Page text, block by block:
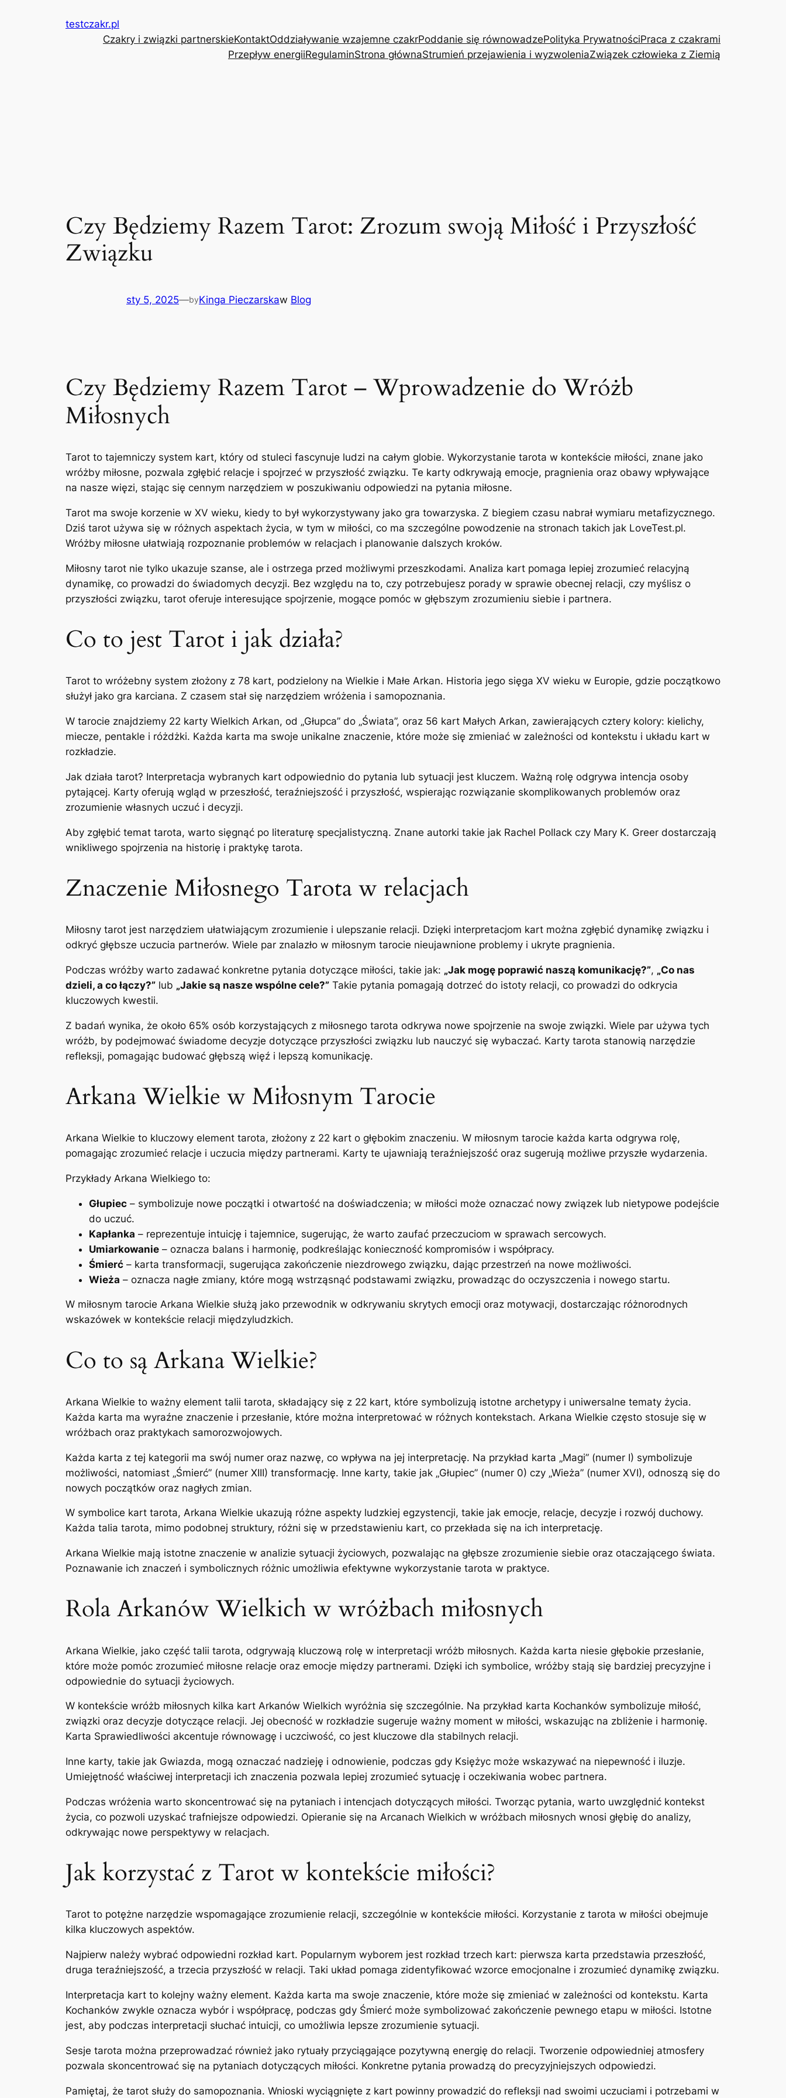
testczakr.pl
Czakry i związki partnerskieKontaktOddziaływanie wzajemne czakrPoddanie się równowadzePolityka PrywatnościPraca z czakrami
Przepływ energiiRegulaminStrona głównaStrumień przejawienia i wyzwoleniaZwiązek człowieka z Ziemią
Czy Będziemy Razem Tarot: Zrozum swoją Miłość i Przyszłość
Związku
sty 5, 2025—byKinga Pieczarskaw Blog
Czy Będziemy Razem Tarot – Wprowadzenie do Wróżb
Miłosnych
Tarot to tajemniczy system kart, który od stuleci fascynuje ludzi na całym globie. Wykorzystanie tarota w kontekście miłości, znane jako
wróżby miłosne, pozwala zgłębić relacje i spojrzeć w przyszłość związku. Te karty odkrywają emocje, pragnienia oraz obawy wpływające
na nasze więzi, stając się cennym narzędziem w poszukiwaniu odpowiedzi na pytania miłosne.
Tarot ma swoje korzenie w XV wieku, kiedy to był wykorzystywany jako gra towarzyska. Z biegiem czasu nabrał wymiaru metafizycznego.
Dziś tarot używa się w różnych aspektach życia, w tym w miłości, co ma szczególne powodzenie na stronach takich jak LoveTest.pl.
Wróżby miłosne ułatwiają rozpoznanie problemów w relacjach i planowanie dalszych kroków.
Miłosny tarot nie tylko ukazuje szanse, ale i ostrzega przed możliwymi przeszkodami. Analiza kart pomaga lepiej zrozumieć relacyjną
dynamikę, co prowadzi do świadomych decyzji. Bez względu na to, czy potrzebujesz porady w sprawie obecnej relacji, czy myślisz o
przyszłości związku, tarot oferuje interesujące spojrzenie, mogące pomóc w głębszym zrozumieniu siebie i partnera.
Co to jest Tarot i jak działa?
Tarot to wróżebny system złożony z 78 kart, podzielony na Wielkie i Małe Arkan. Historia jego sięga XV wieku w Europie, gdzie początkowo
służył jako gra karciana. Z czasem stał się narzędziem wróżenia i samopoznania.
W tarocie znajdziemy 22 karty Wielkich Arkan, od „Głupca” do „Świata”, oraz 56 kart Małych Arkan, zawierających cztery kolory: kielichy,
miecze, pentakle i różdżki. Każda karta ma swoje unikalne znaczenie, które może się zmieniać w zależności od kontekstu i układu kart w
rozkładzie.
Jak działa tarot? Interpretacja wybranych kart odpowiednio do pytania lub sytuacji jest kluczem. Ważną rolę odgrywa intencja osoby
pytającej. Karty oferują wgląd w przeszłość, teraźniejszość i przyszłość, wspierając rozwiązanie skomplikowanych problemów oraz
zrozumienie własnych uczuć i decyzji.
Aby zgłębić temat tarota, warto sięgnąć po literaturę specjalistyczną. Znane autorki takie jak Rachel Pollack czy Mary K. Greer dostarczają
wnikliwego spojrzenia na historię i praktykę tarota.
Znaczenie Miłosnego Tarota w relacjach
Miłosny tarot jest narzędziem ułatwiającym zrozumienie i ulepszanie relacji. Dzięki interpretacjom kart można zgłębić dynamikę związku i
odkryć głębsze uczucia partnerów. Wiele par znalazło w miłosnym tarocie nieujawnione problemy i ukryte pragnienia.
Podczas wróżby warto zadawać konkretne pytania dotyczące miłości, takie jak: „Jak mogę poprawić naszą komunikację?”, „Co nas
dzieli, a co łączy?” lub „Jakie są nasze wspólne cele?” Takie pytania pomagają dotrzeć do istoty relacji, co prowadzi do odkrycia
kluczowych kwestii.
Z badań wynika, że około 65% osób korzystających z miłosnego tarota odkrywa nowe spojrzenie na swoje związki. Wiele par używa tych
wróżb, by podejmować świadome decyzje dotyczące przyszłości związku lub nauczyć się wybaczać. Karty tarota stanowią narzędzie
refleksji, pomagając budować głębszą więź i lepszą komunikację.
Arkana Wielkie w Miłosnym Tarocie
Arkana Wielkie to kluczowy element tarota, złożony z 22 kart o głębokim znaczeniu. W miłosnym tarocie każda karta odgrywa rolę,
pomagając zrozumieć relacje i uczucia między partnerami. Karty te ujawniają teraźniejszość oraz sugerują możliwe przyszłe wydarzenia.
Przykłady Arkana Wielkiego to:
Głupiec – symbolizuje nowe początki i otwartość na doświadczenia; w miłości może oznaczać nowy związek lub nietypowe podejście
do uczuć.
Kapłanka – reprezentuje intuicję i tajemnice, sugerując, że warto zaufać przeczuciom w sprawach sercowych.
Umiarkowanie – oznacza balans i harmonię, podkreślając konieczność kompromisów i współpracy.
Śmierć – karta transformacji, sugerująca zakończenie niezdrowego związku, dając przestrzeń na nowe możliwości.
Wieża – oznacza nagłe zmiany, które mogą wstrząsnąć podstawami związku, prowadząc do oczyszczenia i nowego startu.
W miłosnym tarocie Arkana Wielkie służą jako przewodnik w odkrywaniu skrytych emocji oraz motywacji, dostarczając różnorodnych
wskazówek w kontekście relacji międzyludzkich.
Co to są Arkana Wielkie?
Arkana Wielkie to ważny element talii tarota, składający się z 22 kart, które symbolizują istotne archetypy i uniwersalne tematy życia.
Każda karta ma wyraźne znaczenie i przesłanie, które można interpretować w różnych kontekstach. Arkana Wielkie często stosuje się w
wróżbach oraz praktykach samorozwojowych.
Każda karta z tej kategorii ma swój numer oraz nazwę, co wpływa na jej interpretację. Na przykład karta „Magi” (numer I) symbolizuje
możliwości, natomiast „Śmierć” (numer XIII) transformację. Inne karty, takie jak „Głupiec” (numer 0) czy „Wieża” (numer XVI), odnoszą się do
nowych początków oraz nagłych zmian.
W symbolice kart tarota, Arkana Wielkie ukazują różne aspekty ludzkiej egzystencji, takie jak emocje, relacje, decyzje i rozwój duchowy.
Każda talia tarota, mimo podobnej struktury, różni się w przedstawieniu kart, co przekłada się na ich interpretację.
Arkana Wielkie mają istotne znaczenie w analizie sytuacji życiowych, pozwalając na głębsze zrozumienie siebie oraz otaczającego świata.
Poznawanie ich znaczeń i symbolicznych różnic umożliwia efektywne wykorzystanie tarota w praktyce.
Rola Arkanów Wielkich w wróżbach miłosnych
Arkana Wielkie, jako część talii tarota, odgrywają kluczową rolę w interpretacji wróżb miłosnych. Każda karta niesie głębokie przesłanie,
które może pomóc zrozumieć miłosne relacje oraz emocje między partnerami. Dzięki ich symbolice, wróżby stają się bardziej precyzyjne i
odpowiednie do sytuacji życiowych.
W kontekście wróżb miłosnych kilka kart Arkanów Wielkich wyróżnia się szczególnie. Na przykład karta Kochanków symbolizuje miłość,
związki oraz decyzje dotyczące relacji. Jej obecność w rozkładzie sugeruje ważny moment w miłości, wskazując na zbliżenie i harmonię.
Karta Sprawiedliwości akcentuje równowagę i uczciwość, co jest kluczowe dla stabilnych relacji.
Inne karty, takie jak Gwiazda, mogą oznaczać nadzieję i odnowienie, podczas gdy Księżyc może wskazywać na niepewność i iluzje.
Umiejętność właściwej interpretacji ich znaczenia pozwala lepiej zrozumieć sytuację i oczekiwania wobec partnera.
Podczas wróżenia warto skoncentrować się na pytaniach i intencjach dotyczących miłości. Tworząc pytania, warto uwzględnić kontekst
życia, co pozwoli uzyskać trafniejsze odpowiedzi. Opieranie się na Arcanach Wielkich w wróżbach miłosnych wnosi głębię do analizy,
odkrywając nowe perspektywy w relacjach.
Jak korzystać z Tarot w kontekście miłości?
Tarot to potężne narzędzie wspomagające zrozumienie relacji, szczególnie w kontekście miłości. Korzystanie z tarota w miłości obejmuje
kilka kluczowych aspektów.
Najpierw należy wybrać odpowiedni rozkład kart. Popularnym wyborem jest rozkład trzech kart: pierwsza karta przedstawia przeszłość,
druga teraźniejszość, a trzecia przyszłość w relacji. Taki układ pomaga zidentyfikować wzorce emocjonalne i zrozumieć dynamikę związku.
Interpretacja kart to kolejny ważny element. Każda karta ma swoje znaczenie, które może się zmieniać w zależności od kontekstu. Karta
Kochanków zwykle oznacza wybór i współpracę, podczas gdy Śmierć może symbolizować zakończenie pewnego etapu w miłości. Istotne
jest, aby podczas interpretacji słuchać intuicji, co umożliwia lepsze zrozumienie sytuacji.
Sesje tarota można przeprowadzać również jako rytuały przyciągające pozytywną energię do relacji. Tworzenie odpowiedniej atmosfery
pozwala skoncentrować się na pytaniach dotyczących miłości. Konkretne pytania prowadzą do precyzyjniejszych odpowiedzi.
Pamiętaj, że tarot służy do samopoznania. Wnioski wyciągnięte z kart powinny prowadzić do refleksji nad swoimi uczuciami i potrzebami w